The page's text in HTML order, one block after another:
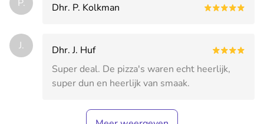
P. Dhr. P. Kolkman
J.
Dhr. J. Huf
Super deal. De pizza's waren echt heerlijk,
super dun en heerlijk van smaak.